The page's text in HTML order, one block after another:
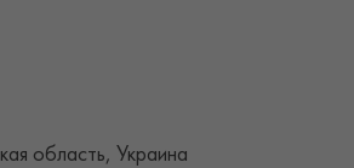
область, Украина